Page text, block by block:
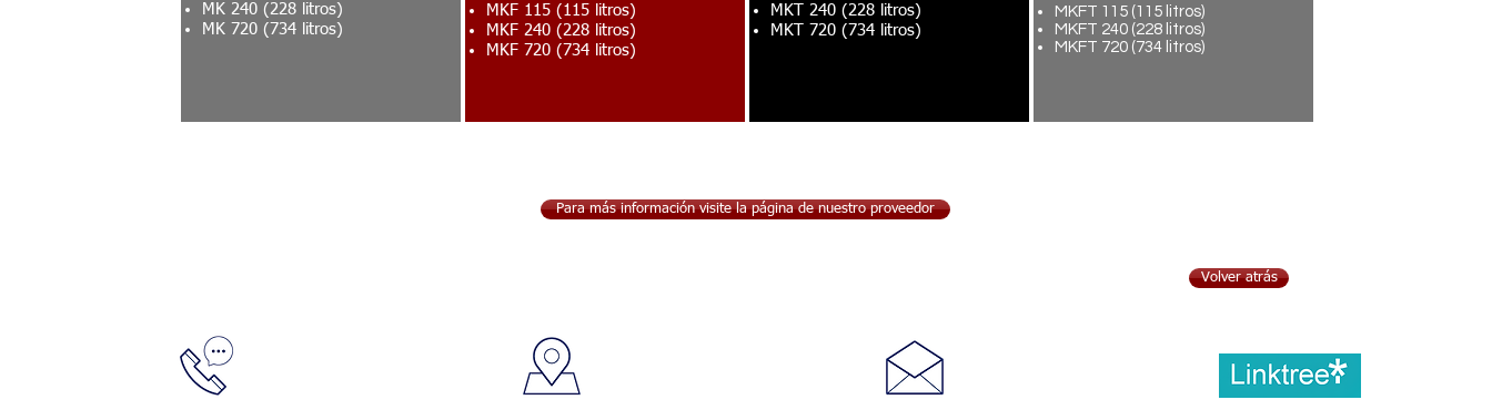
MK 240 (228 litros)
MK 720 (734 litros)
MKF 115 (115 litros)
MKF 240 (228 litros)
MKF 720 (734 litros)
MKT 240 (228 litros)
MKT 720 (734 litros)
MKFT 115 (115 litros)
MKFT 240 (228 litros)
MKFT 720 (734 litros)
Para más información visite la página de nuestro proveedor
Volver atrás